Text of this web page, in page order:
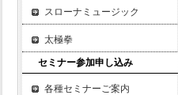
スローナミュージック
太極拳
セミナー参加申し込み
各種セミナーご案内